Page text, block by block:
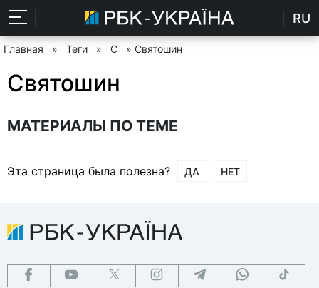
RU
Главная » Теги » С » Святошин
Святошин
МАТЕРИАЛЫ ПО ТЕМЕ
Эта страница была полезна? ДА НЕТ